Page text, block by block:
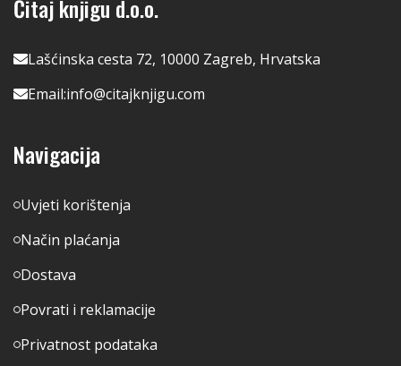
Čitaj knjigu d.o.o.
Lašćinska cesta 72, 10000 Zagreb, Hrvatska
Email:info@citajknjigu.com
Navigacija
Uvjeti korištenja
Način plaćanja
Dostava
Povrati i reklamacije
Privatnost podataka